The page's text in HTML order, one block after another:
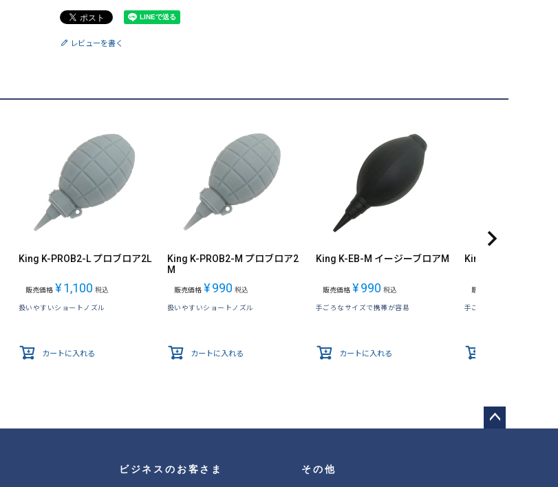
レビューを書く
King K-PROB2-L プロブロア2L
販売価格 ¥1,100 税込
扱いやすいショートノズル
カートに入れる
King K-PROB2-M プロブロア2
M
販売価格 ¥990 税込
扱いやすいショートノズル
カートに入れる
King K-EB-M イージーブロアM
販売価格 ¥990 税込
手ごろなサイズで携帯が容易
カートに入れる
King K-EB-S イージ
販売価格
手ごろなサイズで携帯が容易
ビジネスのお客さま その他